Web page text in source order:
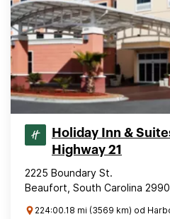
Holiday Inn &
Highway 21
2225 Boundary St.
Beaufort, South Carolina
224:00.18 mi (3569 km) od